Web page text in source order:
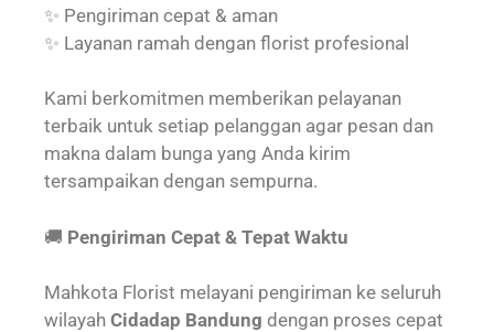
✨ Pengiriman cepat & aman
✨ Layanan ramah dengan florist profesional
Kami berkomitmen memberikan pelayanan
terbaik untuk setiap pelanggan agar pesan dan
makna dalam bunga yang Anda kirim
tersampaikan dengan sempurna.
🚚 Pengiriman Cepat & Tepat Waktu
Mahkota Florist melayani pengiriman ke seluruh
wilayah Cidadap Bandung dengan proses cepat